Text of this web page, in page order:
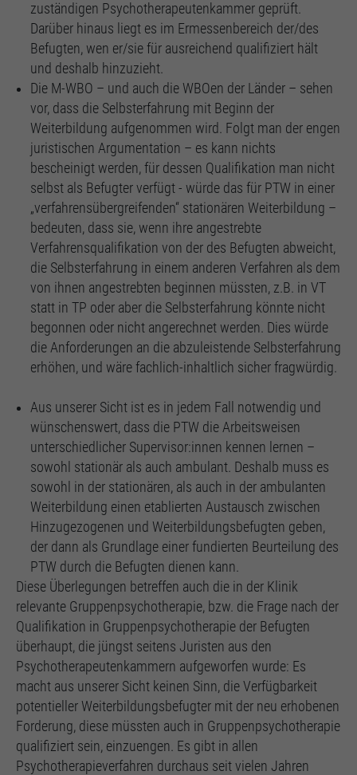
zuständigen Psychotherapeutenkammer geprüft.
Darüber hinaus liegt es im Ermessenbereich der/des
Befugten, wen er/sie für ausreichend qualifiziert hält
und deshalb hinzuzieht.
Die M-WBO – und auch die WBOen der Länder – sehen
vor, dass die Selbsterfahrung mit Beginn der
Weiterbildung aufgenommen wird. Folgt man der engen
juristischen Argumentation – es kann nichts
bescheinigt werden, für dessen Qualifikation man nicht
selbst als Befugter verfügt - würde das für PTW in einer
„verfahrensübergreifenden“ stationären Weiterbildung –
bedeuten, dass sie, wenn ihre angestrebte
Verfahrensqualifikation von der des Befugten abweicht,
die Selbsterfahrung in einem anderen Verfahren als dem
von ihnen angestrebten beginnen müssten, z.B. in VT
statt in TP oder aber die Selbsterfahrung könnte nicht
begonnen oder nicht angerechnet werden. Dies würde
die Anforderungen an die abzuleistende Selbsterfahrung
erhöhen, und wäre fachlich-inhaltlich sicher fragwürdig.
Aus unserer Sicht ist es in jedem Fall notwendig und
wünschenswert, dass die PTW die Arbeitsweisen
unterschiedlicher Supervisor:innen kennen lernen –
sowohl stationär als auch ambulant. Deshalb muss es
sowohl in der stationären, als auch in der ambulanten
Weiterbildung einen etablierten Austausch zwischen
Hinzugezogenen und Weiterbildungsbefugten geben,
der dann als Grundlage einer fundierten Beurteilung des
PTW durch die Befugten dienen kann.
Diese Überlegungen betreffen auch die in der Klinik
relevante Gruppenpsychotherapie, bzw. die Frage nach der
Qualifikation in Gruppenpsychotherapie der Befugten
überhaupt, die jüngst seitens Juristen aus den
Psychotherapeutenkammern aufgeworfen wurde: Es
macht aus unserer Sicht keinen Sinn, die Verfügbarkeit
potentieller Weiterbildungsbefugter mit der neu erhobenen
Forderung, diese müssten auch in Gruppenpsychotherapie
qualifiziert sein, einzuengen. Es gibt in allen
Psychotherapieverfahren durchaus seit vielen Jahren